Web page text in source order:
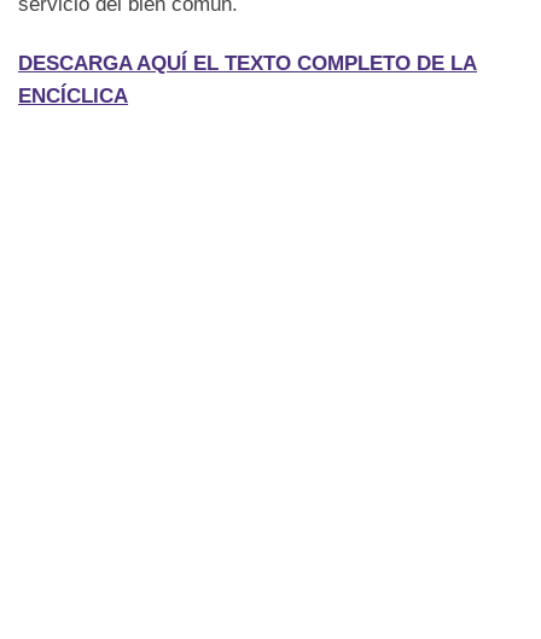
DESCARGA AQUÍ EL TEXTO COMPLETO DE LA
ENCÍCLICA